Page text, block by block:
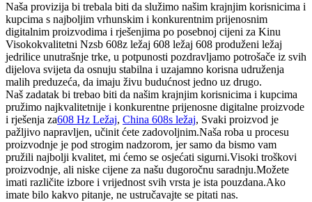
Naša provizija bi trebala biti da služimo našim krajnjim korisnicima i
kupcima s najboljim vrhunskim i konkurentnim prijenosnim
digitalnim proizvodima i rješenjima po posebnoj cijeni za Kinu
Visokokvalitetni Nzsb 608z ležaj 608 ležaj 608 produženi ležaj
jedrilice unutrašnje trke, u potpunosti pozdravljamo potrošače iz svih
dijelova svijeta da osnuju stabilna i uzajamno korisna udruženja
malih preduzeća, da imaju živu budućnost jedno uz drugo.
Naš zadatak bi trebao biti da našim krajnjim korisnicima i kupcima
pružimo najkvalitetnije i konkurentne prijenosne digitalne proizvode
i rješenja za608 Hz Ležaj, China 608s ležaj, Svaki proizvod je
pažljivo napravljen, učinit ćete zadovoljnim.Naša roba u procesu
proizvodnje je pod strogim nadzorom, jer samo da bismo vam
pružili najbolji kvalitet, mi ćemo se osjećati sigurni.Visoki troškovi
proizvodnje, ali niske cijene za našu dugoročnu saradnju.Možete
imati različite izbore i vrijednost svih vrsta je ista pouzdana.Ako
imate bilo kakvo pitanje, ne ustručavajte se pitati nas.